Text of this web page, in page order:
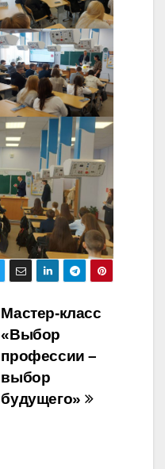
Мастер-класс
«Выбор
профессии –
выбор
будущего»